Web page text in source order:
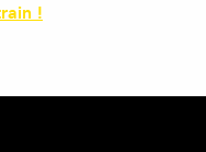
!
aux favoris